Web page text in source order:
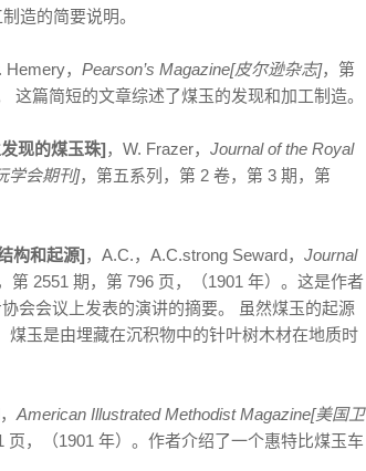
造的简要说明。
Hemery， Pearson’s Magazine[皮尔逊杂志]，第
这篇简短的文章综述了煤玉的发现和加工制造。
现的煤玉珠]，W. Frazer， Journal of the Royal
学会期刊]，第五系列，第 2 卷，第 3 期，第
构和起源]，A.C.，A.C.strong Seward， Journal
第 2551 期，第 796 页，（1901 年）。这是作者
会会议上发表的演讲的摘要。 虽然煤玉的起源
玉是由埋藏在沉积物中的针叶树木材在地质时
American Illustrated Methodist Magazine[美国卫
页，（1901 年）。作者介绍了一个惠特比煤玉车